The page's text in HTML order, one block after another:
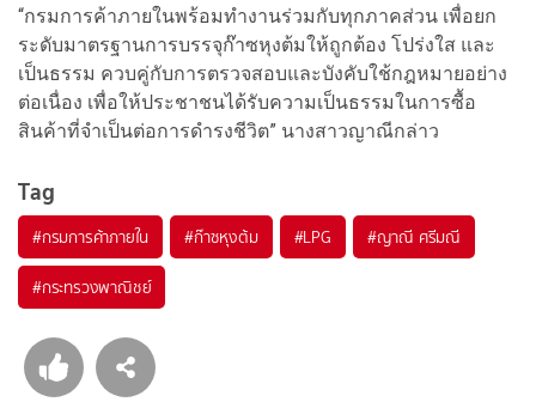
“กรมการค้าภายในพร้อมทำงานร่วมกับทุกภาคส่วน เพื่อยก
ระดับมาตรฐานการบรรจุก๊าซหุงต้มให้ถูกต้อง โปร่งใส และ
เป็นธรรม ควบคู่กับการตรวจสอบและบังคับใช้กฎหมายอย่าง
ต่อเนื่อง เพื่อให้ประชาชนได้รับความเป็นธรรมในการซื้อ
สินค้าที่จำเป็นต่อการดำรงชีวิต” นางสาวญาณีกล่าว
Tag
#กรมการค้าภายใน #ก๊าซหุงต้ม #LPG #ญาณี ศรีมณี
#กระทรวงพาณิชย์